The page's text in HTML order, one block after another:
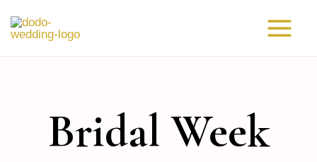
Main
Bridal Week